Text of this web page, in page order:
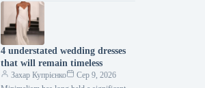
гардеробі з’явився новий напрям —
Dolce Nonna,…
4 understated wedding dresses
that will remain timeless
Захар Купрієнко
Сер 9, 2026